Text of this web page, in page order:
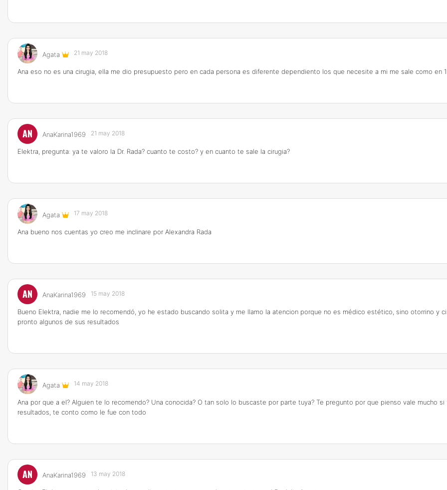
Agata 21 may 2018
Ana eso no es una cirugia, ella me dio presupuesto pero en cada persona es diferente dependiento los que necesite a mi me sale como
AN AnaKarina1969 21 may 2018
Elektra, pregunta: ya te valoro la Dr. Rada? cuanto te costo? y en cuanto te sale la cirugia?
Agata 17 may 2018
Ana bueno nos cuentas yo creo me inclinare por Alexandra Rada
AN AnaKarina1969 15 may 2018
Bueno Elektra, nadie me lo recomendó, yo he estado buscando solita y me llamo la atencion porque no es médico estético, sino otorrino y
pronto algunos de sus resultados
Agata 14 may 2018
Ana por que a el? Alguien te lo recomendo? Una conocida? O tan solo lo buscaste por parte tuya? Te pregunto por que pienso vale mucho
resultados, te conto como le fue con todo
AN AnaKarina1969 13 may 2018